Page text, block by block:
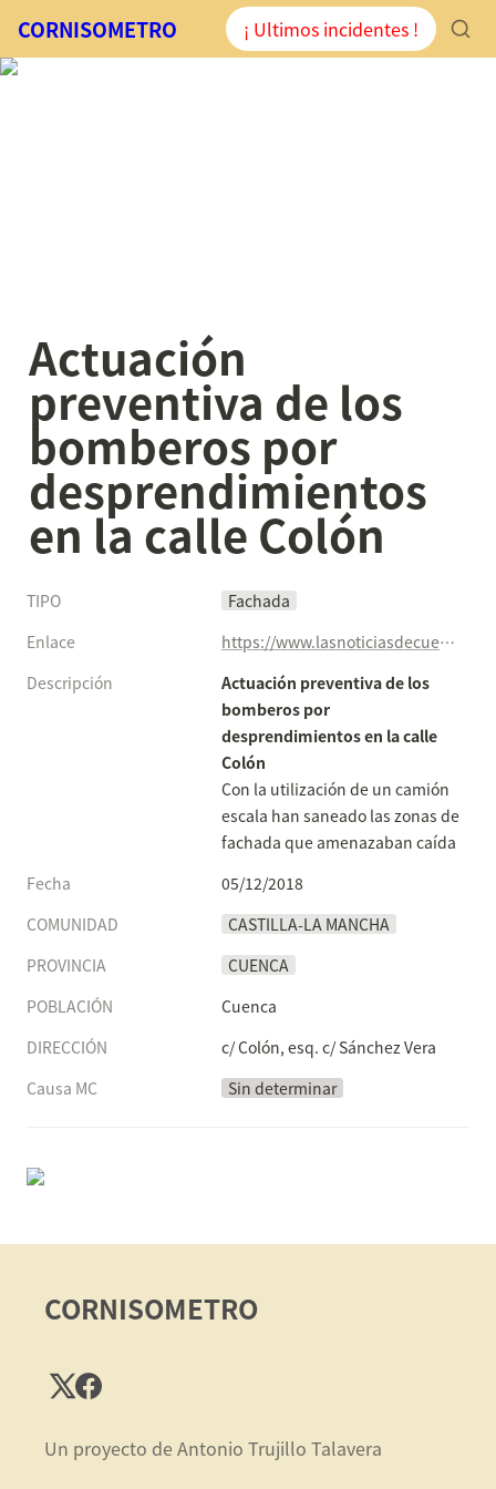
CORNISOMETRO ¡ Ultimos incidentes !
Actuación
preventiva de los
bomberos por
desprendimientos
en la calle Colón
TIPO
Fachada
Enlace
https://www.lasnoticiasdecuenca.es/cuenca/actuacion-preventiva-bomberos-desprendimientos-calle-colon-38461
Descripción
Actuación preventiva de los
bomberos por
desprendimientos en la calle
Colón
Con la utilización de un camión
escala han saneado las zonas de
fachada que amenazaban caída
Fecha
05/12/2018
COMUNIDAD
CASTILLA-LA MANCHA
PROVINCIA
CUENCA
POBLACIÓN
Cuenca
DIRECCIÓN
c/ Colón, esq. c/ Sánchez Vera
Causa MC
Sin determinar
CORNISOMETRO
Un proyecto de Antonio Trujillo Talavera